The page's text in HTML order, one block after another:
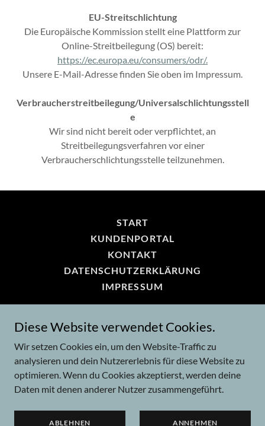
EU-Streitschlichtung
Die Europäische Kommission stellt eine Plattform zur
Online-Streitbeilegung (OS) bereit:
https://ec.europa.eu/consumers/odr/.
Unsere E-Mail-Adresse finden Sie oben im Impressum.
Verbraucherstreitbeilegung/Universalschlichtungsstell
e
Wir sind nicht bereit oder verpflichtet, an
Streitbeilegungsverfahren vor einer
Verbraucherschlichtungsstelle teilzunehmen.
START
KUNDENPORTAL
KONTAKT
DATENSCHUTZERKLÄRUNG
IMPRESSUM
HV Lieb GmbH
Im Winterrot 18, 76228 Karlsruhe, Germany
0721 9452683
Diese Website verwendet Cookies.
Wir setzen Cookies ein, um den Website-Traffic zu
analysieren und dein Nutzererlebnis für diese Website zu
optimieren. Wenn du Cookies akzeptierst, werden deine
Daten mit denen anderer Nutzer zusammengeführt.
ABLEHNEN ANNEHMEN